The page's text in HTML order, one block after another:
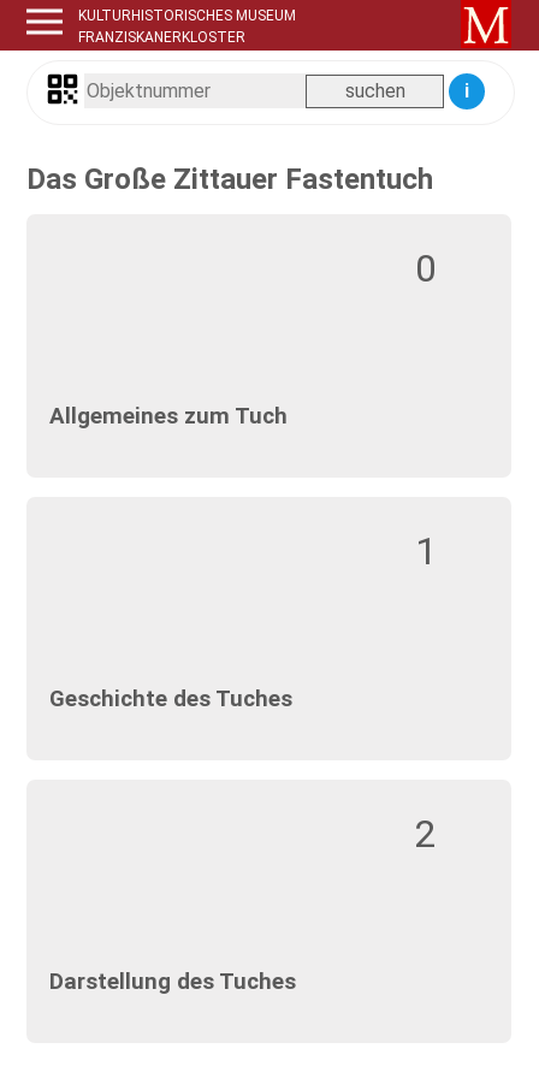
KULTURHISTORISCHES MUSEUM
FRANZISKANERKLOSTER
i
Das Große Zittauer Fastentuch
0
Allgemeines zum Tuch
1
Geschichte des Tuches
2
Darstellung des Tuches